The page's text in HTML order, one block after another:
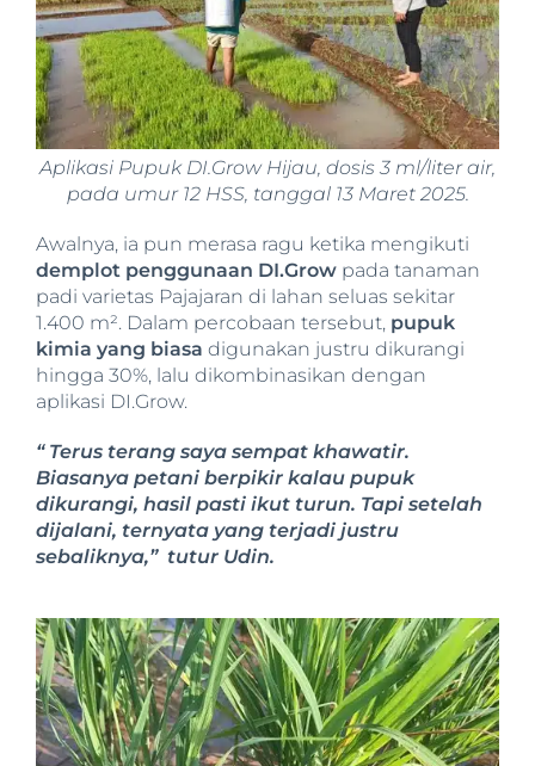
Aplikasi Pupuk DI.Grow Hijau, dosis 3 ml/liter air,
pada umur 12 HSS, tanggal 13 Maret 2025.
Awalnya, ia pun merasa ragu ketika mengikuti
demplot penggunaan DI.Grow pada tanaman
padi varietas Pajajaran di lahan seluas sekitar
1.400 m². Dalam percobaan tersebut, pupuk
kimia yang biasa digunakan justru dikurangi
hingga 30%, lalu dikombinasikan dengan
aplikasi DI.Grow.
“ Terus terang saya sempat khawatir.
Biasanya petani berpikir kalau pupuk
dikurangi, hasil pasti ikut turun. Tapi setelah
dijalani, ternyata yang terjadi justru
sebaliknya,” tutur Udin.